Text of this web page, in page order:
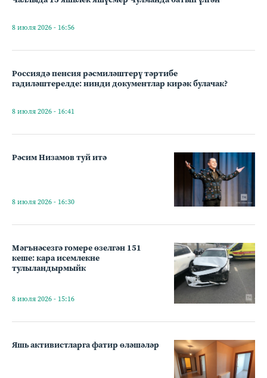
8 июля 2026 - 16:56
Россиядә пенсия рәсмиләштерү тәртибе
гадиләштерелде: нинди документлар кирәк булачак?
8 июля 2026 - 16:41
Рәсим Низамов туй итә
8 июля 2026 - 16:30
Мәгънәсезгә гомере өзелгән 151
кеше: кара исемлекне
тулыландырмыйк
8 июля 2026 - 15:16
Яшь активистларга фатир өләшәләр